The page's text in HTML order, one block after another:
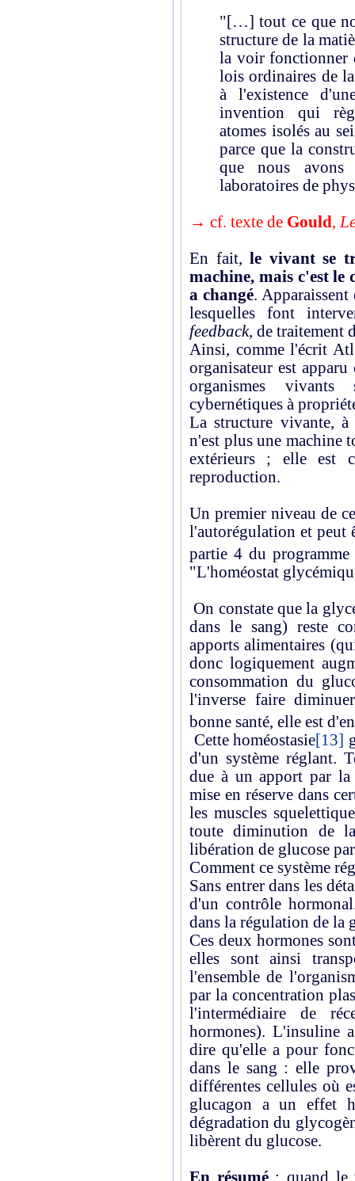
"[…] tout ce que
structure de la
la voir fonctionner
lois ordinaires de
à l'existence
invention qui
atomes isolés au
parce que la
que nous avons
laboratoires de
→ cf. texte de Gould,
En fait,le vivant se
machine, mais c'est le
a changé. Apparaissent
lesquelles font
feedback, de traitement
Ainsi, comme l'écrit
organisateur est
organismes
cybernétiques à
La structure vivante,
n'est plus une machine
extérieurs ; elle est
reproduction.
Un premier niveau de
l'autorégulation et peut
partie 4 du
"L'homéostat
On constate que la
dans le sang) reste
apports alimentaires
donc logiquement
consommation du
l'inverse faire
bonne santé, elle est
Cette homéostasie[13]
d'un système réglant.
due à un apport par la
mise en réserve dans
les muscles
toute diminution de
libération de glucose
Comment ce système
Sans entrer dans les
d'un contrôle
dans la régulation de la
Ces deux hormones
elles sont ainsi
l'ensemble de
par la concentration
l'intermédiaire de
hormones). L'insuline
dire qu'elle a pour
dans le sang : elle
différentes cellules où
glucagon a un effet
dégradation du
libèrent du glucose.
En résumé: quand le